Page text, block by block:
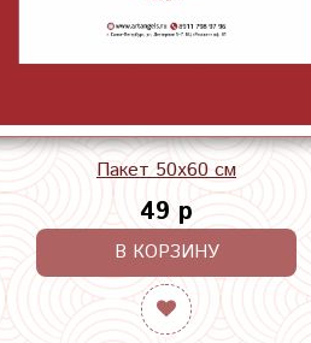
Пакет 50х60 см
49 р
В КОРЗИНУ